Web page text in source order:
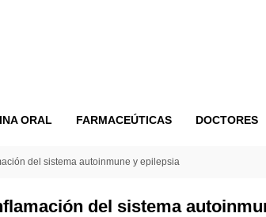
ORAL FARMACEÚTICAS DOCTORES
del sistema autoinmune y epilepsia
del sistema